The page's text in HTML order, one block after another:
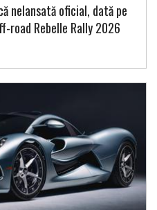
nelansată oficial, dată pe
road Rebelle Rally 2026